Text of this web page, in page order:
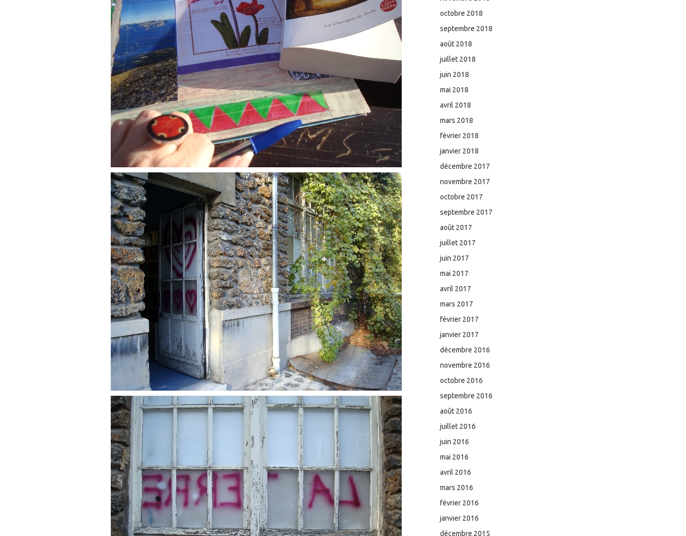
octobre 2018
septembre 2018
août 2018
juillet 2018
juin 2018
mai 2018
avril 2018
mars 2018
février 2018
janvier 2018
décembre 2017
novembre 2017
octobre 2017
septembre 2017
août 2017
juillet 2017
juin 2017
mai 2017
avril 2017
mars 2017
février 2017
janvier 2017
décembre 2016
novembre 2016
octobre 2016
septembre 2016
août 2016
juillet 2016
juin 2016
mai 2016
avril 2016
mars 2016
février 2016
janvier 2016
décembre 2015